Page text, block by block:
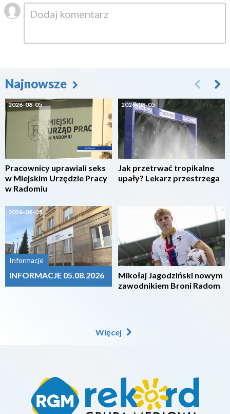
Najnowsze
2026-08-05
Pracownicy uprawiali seks
w Miejskim Urzędzie Pracy
w Radomiu
2026-08-05
Informacje
INFORMACJE 05.08.2026
2026-08-05
Jak przetrwać tropikalne
upały? Lekarz przestrzega
2026-08-05
Mikołaj Jagodziński nowym
zawodnikiem Broni Radom
Więcej